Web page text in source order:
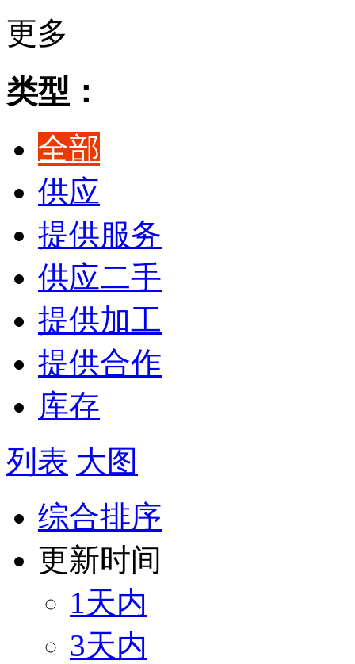
更多
类型：
全部
供应
提供服务
供应二手
提供加工
提供合作
库存
列表 大图
综合排序
更新时间
1天内
3天内